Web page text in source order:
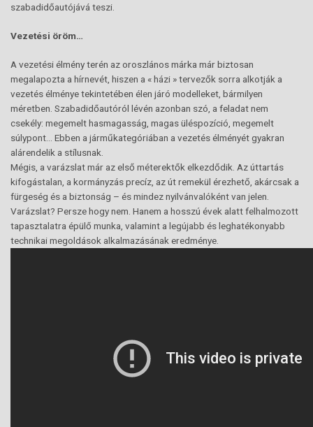
szabadidőautójává teszi.
Vezetési öröm…
A vezetési élmény terén az oroszlános márka már biztosan
megalapozta a hírnevét, hiszen a « házi » tervezők sorra alkotják a
vezetés élménye tekintetében élen járó modelleket, bármilyen
méretben. Szabadidőautóról lévén azonban szó, a feladat nem
csekély: megemelt hasmagasság, magas üléspozíció, megemelt
súlypont… Ebben a járműkategóriában a vezetés élményét gyakran
alárendelik a stílusnak.
Mégis, a varázslat már az első méterektők elkezdődik. Az úttartás
kifogástalan, a kormányzás precíz, az út remekül érezhető, akárcsak a
fürgeség és a biztonság – és mindez nyilvánvalóként van jelen.
Varázslat? Persze hogy nem. Hanem a hosszú évek alatt felhalmozott
tapasztalatra épülő munka, valamint a legújabb és leghatékonyabb
technikai megoldások alkalmazásának eredménye.